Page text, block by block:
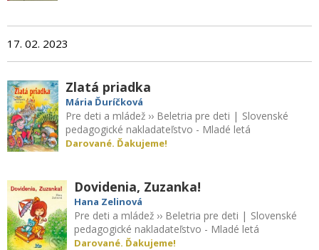
17. 02. 2023
Zlatá priadka
Mária Ďuríčková
Pre deti a mládež ›› Beletria pre deti | Slovenské
pedagogické nakladateľstvo - Mladé letá
Darované. Ďakujeme!
Dovidenia, Zuzanka!
Hana Zelinová
Pre deti a mládež›› Beletria pre deti | Slovenské
pedagogické nakladateľstvo - Mladé letá
Darované. Ďakujeme!